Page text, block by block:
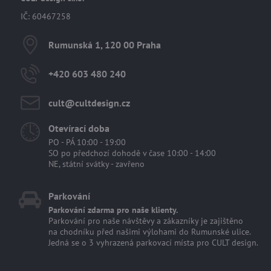
IČ: 60467258
Rumunská 1, 120 00 Praha
+420 603 480 240
cult​@cultdesign​.cz
Otevírací doba
PO - PÁ 10:00 - 19:00
SO po předchozí dohodě v čase 10:00 - 14:00
NE, státní svátky - zavřeno
Parkování
Parkování zdarma pro naše klienty.
Parkování pro naše návštěvy a zákazníky je zajištěno
na chodníku před našimi výlohami do Rumunské ulice.
Jedná se o 3 vyhrazená parkovací místa pro CULT design.